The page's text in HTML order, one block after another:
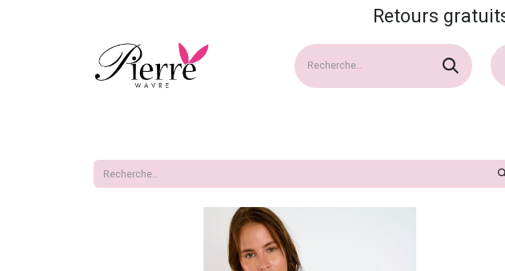
Retours